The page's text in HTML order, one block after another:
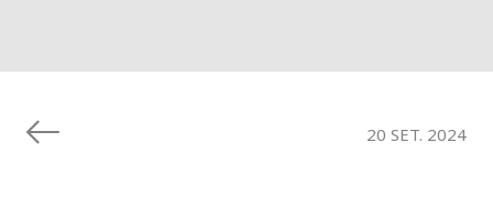
20 SET. 2024